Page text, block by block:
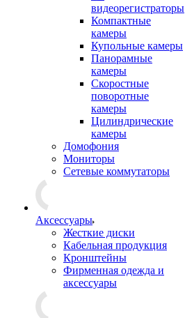
видеорегистраторы
Компактные
камеры
Купольные камеры
Панорамные
камеры
Скоростные
поворотные
камеры
Цилиндрические
камеры
Домофония
Мониторы
Сетевые коммутаторы
Аксессуары
Жесткие диски
Кабельная продукция
Кронштейны
Фирменная одежда и
аксессуары